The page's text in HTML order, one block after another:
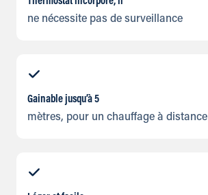
ne nécessite pas de surveillance
Gainable jusqu’à 5
mètres, pour un chauffage à distance